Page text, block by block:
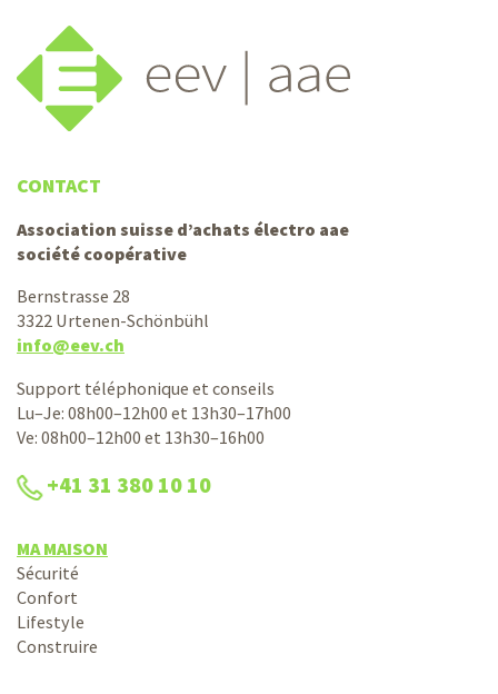
CONTACT
Association suisse d’achats électro aae
société coopérative
Bernstrasse 28
3322 Urtenen-Schönbühl
info@eev.ch
Support téléphonique et conseils
Lu–Je: 08h00–12h00 et 13h30–17h00
Ve: 08h00–12h00 et 13h30–16h00
+41 31 380 10 10
MA MAISON
Sécurité
Confort
Lifestyle
Construire